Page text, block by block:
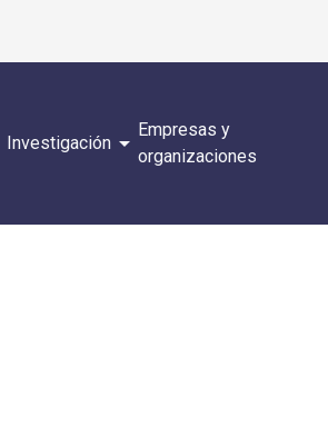
Investigaciónarrow_drop_down
Empresas y
organizaciones